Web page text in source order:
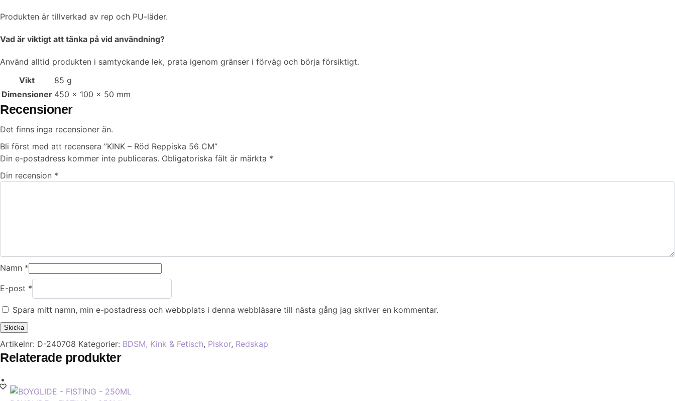
Produkten är tillverkad av rep och PU-läder.
Vad är viktigt att tänka på vid användning?
Använd alltid produkten i samtyckande lek, prata igenom gränser i förväg och börja försiktigt.
Vikt
85 g
Dimensioner 450 × 100 × 50 mm
Recensioner
Det finns inga recensioner än.
Bli först med att recensera ”KINK – Röd Reppiska 56 CM”
Din e-postadress kommer inte publiceras. Obligatoriska fält är märkta *
Din recension *
Namn *
E-post *
Spara mitt namn, min e-postadress och webbplats i denna webbläsare till nästa gång jag skriver en kommentar.
Artikelnr: D-240708 Kategorier: BDSM, Kink & Fetisch, Piskor, Redskap
Relaterade produkter